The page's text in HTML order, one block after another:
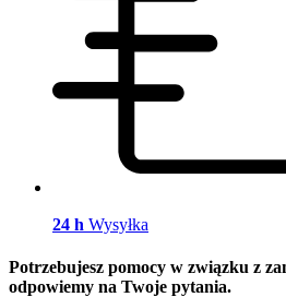
24 h Wysyłka
Potrzebujesz pomocy w związku z
odpowiemy na Twoje pytania.